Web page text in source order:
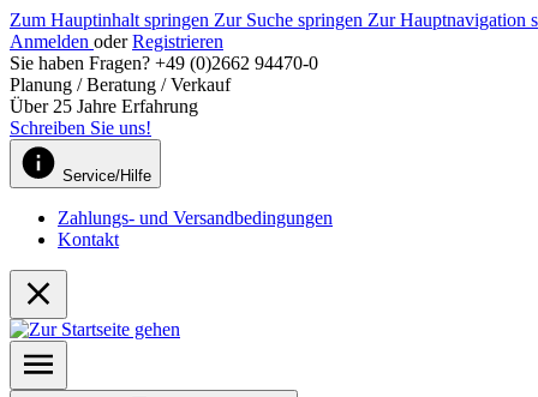
Zum Hauptinhalt springen Zur Suche springen Zur Hauptnavigation
Anmelden oder Registrieren
Sie haben Fragen? +49 (0)2662 94470-0
Planung / Beratung / Verkauf
Über 25 Jahre Erfahrung
Schreiben Sie uns!
Service/Hilfe
Zahlungs- und Versandbedingungen
Kontakt